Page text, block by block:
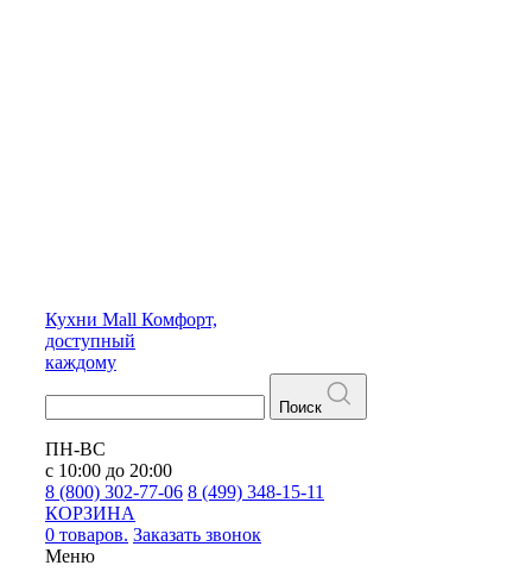
Кухни Mall Комфорт,
доступный
каждому
Поиск
ПН-ВС
с 10:00 до 20:00
8 (800) 302-77-06 8 (499) 348-15-11
КОРЗИНА
0 товаров. Заказать звонок
Меню